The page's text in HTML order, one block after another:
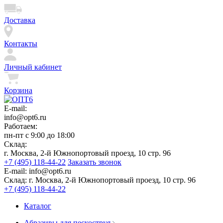
Доставка
Контакты
Личный кабинет
Корзина
E-mail:
info@opt6.ru
Работаем:
пн-пт с 9:00 до 18:00
Склад:
г. Москва, 2-й Южнопортовый проезд, 10 стр. 96
+7 (495) 118-44-22 Заказать звонок
E-mail: info@opt6.ru
Склад: г. Москва, 2-й Южнопортовый проезд, 10 стр. 96
+7 (495) 118-44-22
Каталог